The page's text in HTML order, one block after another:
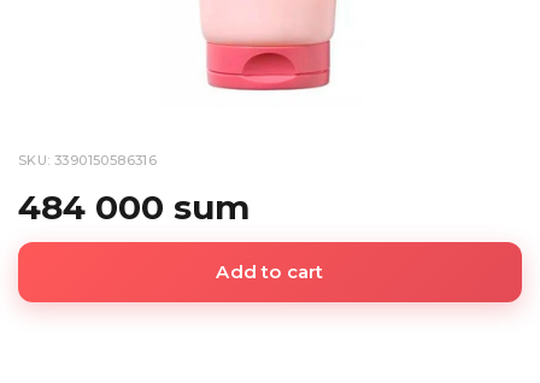
SKU: 3390150586316
484 000 sum
Add to cart